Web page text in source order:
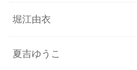
堀江由衣
夏吉ゆうこ